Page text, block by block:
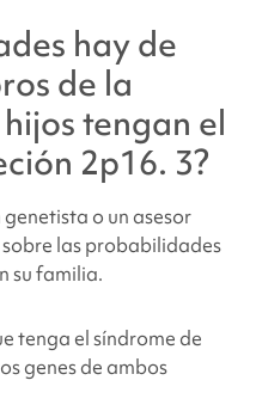
hay de
de la
tengan el
2p16. 3?
o un asesor
las probabilidades
su familia.
tenga elsíndrome de
genes de ambos